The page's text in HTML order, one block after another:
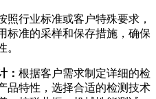
照行业标准或客户特殊要求，
标准的采样和保存措施，确保
。
： 根据客户需求制定详细的检
品特性，选择合适的检测技术